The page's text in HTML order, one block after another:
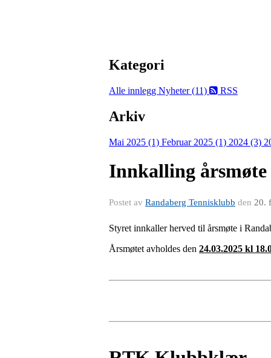
Kategori
Alle innlegg Nyheter (11) RSS
Arkiv
Mai 2025 (1) Februar 2025 (1) 2024 (3)
Innkalling årsmøte
Postet av Randaberg Tennisklubb den 20.
Styret innkaller herved til årsmøte i
Årsmøtet avholdes den 24.03.2025 kl